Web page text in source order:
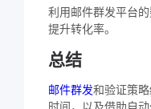
利用邮件群发平台
提升转化率。
总结
邮件群发和验证策
时间，以及借助自